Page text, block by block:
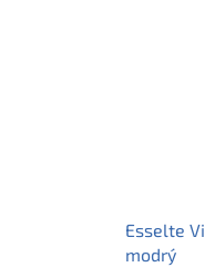
Esselte
modrý